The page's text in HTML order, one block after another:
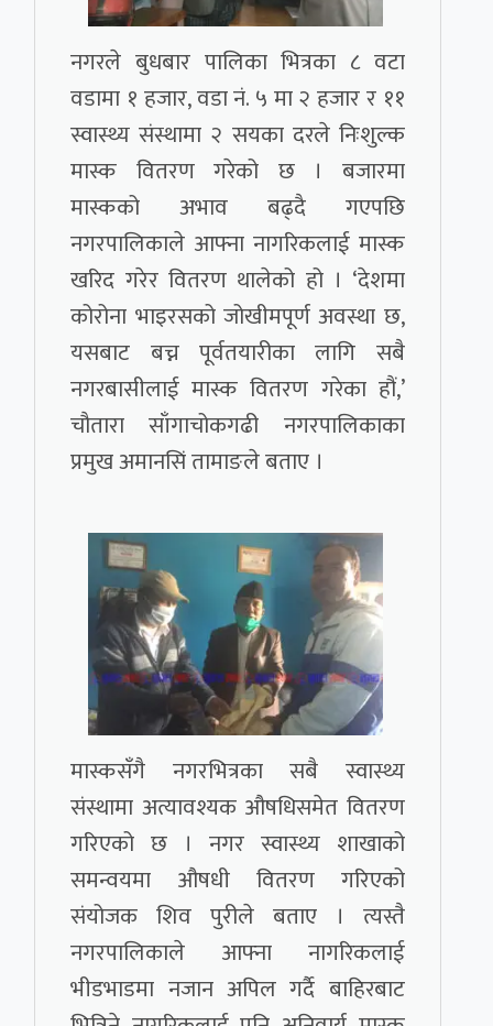
नगरले बुधबार पालिका भित्रका ८ वटा
वडामा १ हजार, वडा नं. ५ मा २ हजार र ११
स्वास्थ्य संस्थामा २ सयका दरले निःशुल्क
मास्क वितरण गरेको छ । बजारमा
मास्कको अभाव बढ्दै गएपछि
नगरपालिकाले आफ्ना नागरिकलाई मास्क
खरिद गरेर वितरण थालेको हो । ‘देशमा
कोरोना भाइरसको जोखीमपूर्ण अवस्था छ,
यसबाट बच्न पूर्वतयारीका लागि सबै
नगरबासीलाई मास्क वितरण गरेका हौं,’
चौतारा साँगाचोकगढी नगरपालिकाका
प्रमुख अमानसिं तामाङले बताए ।
मास्कसँगै नगरभित्रका सबै स्वास्थ्य
संस्थामा अत्यावश्यक औषधिसमेत वितरण
गरिएको छ । नगर स्वास्थ्य शाखाको
समन्वयमा औषधी वितरण गरिएको
संयोजक शिव पुरीले बताए । त्यस्तै
नगरपालिकाले आफ्ना नागरिकलाई
भीडभाडमा नजान अपिल गर्दै बाहिरबाट